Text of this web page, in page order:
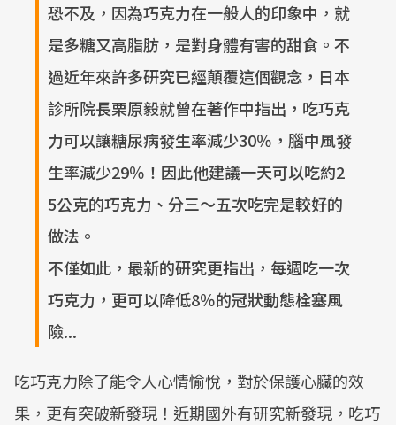
恐不及，因為巧克力在一般人的印象中，就
是多糖又高脂肪，是對身體有害的甜食。不
過近年來許多研究已經顛覆這個觀念，日本
診所院長栗原毅就曾在著作中指出，吃巧克
力可以讓糖尿病發生率減少30％，腦中風發
生率減少29％！因此他建議一天可以吃約2
5公克的巧克力、分三～五次吃完是較好的
做法。
不僅如此，最新的研究更指出，每週吃一次
巧克力，更可以降低8％的冠狀動態栓塞風
險...
吃巧克力除了能令人心情愉悅，對於保護心臟的效
果，更有突破新發現！近期國外有研究新發現，吃巧